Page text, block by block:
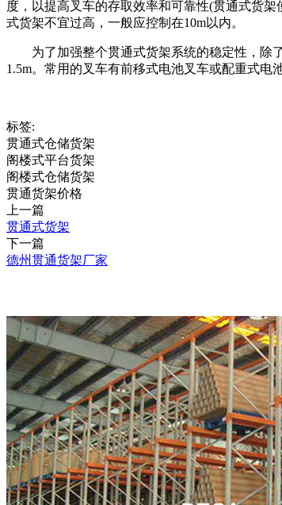
度，以提高叉车的存取效率和可靠性(贯通式货
式货架不宜过高，一般应控制在10m以内。
为了加强整个贯通式货架系统的稳定性，除
1.5m。常用的叉车有前移式电池叉车或配重式电
标签:
贯通式仓储货架
阁楼式平台货架
阁楼式仓储货架
贯通货架价格
上一篇
贯通式货架
下一篇
德州贯通货架厂家